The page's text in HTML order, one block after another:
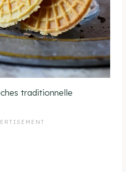
traditionnelle